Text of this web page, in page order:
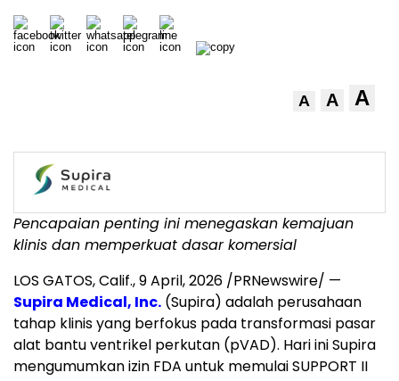
A A A
Pencapaian penting ini menegaskan kemajuan
klinis dan memperkuat dasar komersial
LOS GATOS, Calif.,9 April, 2026 /PRNewswire/ —
Supira Medical, Inc. (Supira) adalah perusahaan
tahap klinis yang berfokus pada transformasi pasar
alat bantu ventrikel perkutan (pVAD). Hari ini Supira
mengumumkan izin FDA untuk memulai SUPPORT II